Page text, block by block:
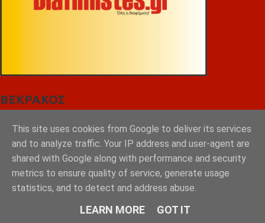
ΒΕΚΡΑΚΟΣ
This site uses cookies from Google to deliver its services
and to analyze traffic. Your IP address and user-agent are
shared with Google along with performance and security
metrics to ensure quality of service, generate usage
statistics, and to detect and address abuse.
LEARN MORE GOT IT